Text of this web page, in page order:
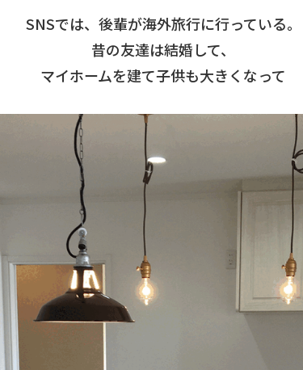
SNSでは、後輩が海外旅行に行っている。
昔の友達は結婚して、
マイホームを建て子供も大きくなって